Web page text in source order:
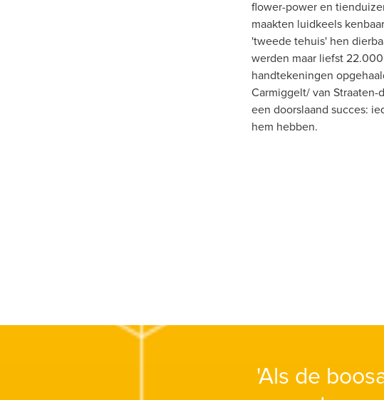
flower-power en
maakten luidkeels
'tweede tehuis' hen
werden maar liefst 22.000
handtekeningen
Carmiggelt/ van Straaten-
een doorslaand succes:
hem hebben.
'Als de